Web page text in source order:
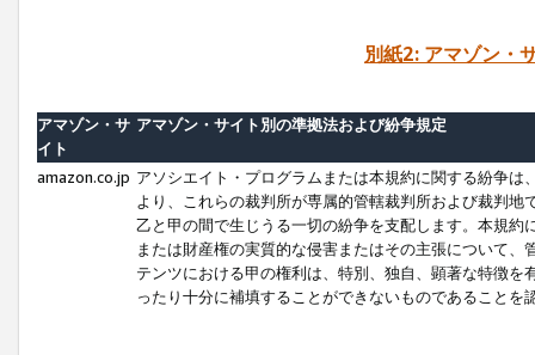
別紙2: アマゾン・
アマゾン・サ
イト
アマゾン・サイト別の準拠法および紛争規定
amazon.co.jp アソシエイト・プログラムまたは本規約に関する紛争
より、これらの裁判所が専属的管轄裁判所および裁判
乙と甲の間で生じうる一切の紛争を支配します。本規
または財産権の実質的な侵害またはその主張について
テンツにおける甲の権利は、特別、独自、顕著な特徴
ったり十分に補填することができないものであることを